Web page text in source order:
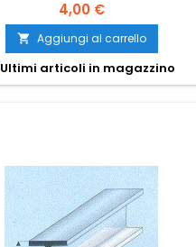
4,00 €
 Aggiungi al carrello
Ultimi articoli in magazzino